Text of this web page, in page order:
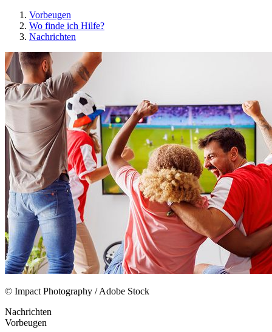
Vorbeugen
Wo finde ich Hilfe?
Nachrichten
© Impact Photography / Adobe Stock
Nachrichten
Vorbeugen